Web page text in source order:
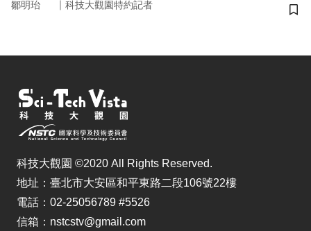
鄒明珆 ｜ 科技大觀園特約記者
儲
科技大觀園 ©2020 All Rights Reserved.
地址：臺北市大安區和平東路二段106號22樓
電話：02-25056789 #5526
信箱：nstcstv@gmail.com